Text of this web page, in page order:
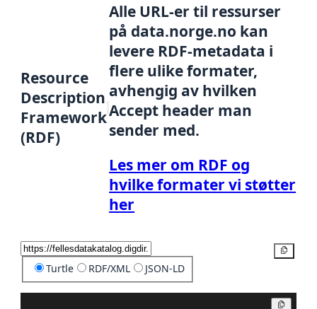
Resource
Description
Framework
(RDF)
Alle URL-er til ressurser
på data.norge.no kan
levere RDF-metadata i
flere ulike formater,
avhengig av hvilken
Accept header man
sender med.
Les mer om RDF og
hvilke formater vi støtter
her
Turtle RDF/XML JSON-LD